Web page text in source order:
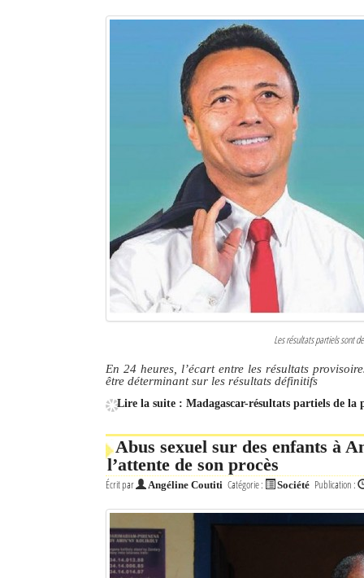
Les résultats partiels sont
En 24 heures, l’écart entre les résultats
être déterminant sur les résultats définitifs
Lire la suite : Madagascar-résultats partiels de la
Abus sexuel sur des enfants à
l’attente de son procès
Écrit par Angéline Coutiti Catégorie : Société Publication :